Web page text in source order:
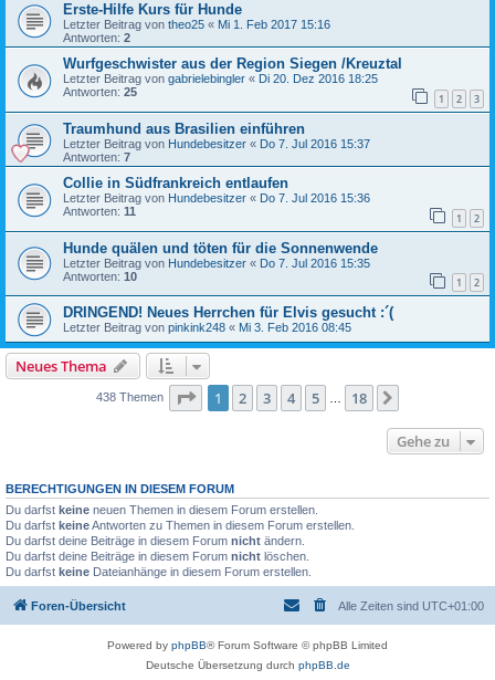
Erste-Hilfe Kurs für Hunde
Letzter Beitrag von theo25 « Mi 1. Feb 2017 15:16
Antworten: 2
Wurfgeschwister aus der Region Siegen /Kreuztal
Letzter Beitrag von gabrielebingler « Di 20. Dez 2016 18:25
Antworten: 25 1 2 3
Traumhund aus Brasilien einführen
Letzter Beitrag von Hundebesitzer « Do 7. Jul 2016 15:37
Antworten: 7
Collie in Südfrankreich entlaufen
Letzter Beitrag von Hundebesitzer « Do 7. Jul 2016 15:36
Antworten: 11 1 2
Hunde quälen und töten für die Sonnenwende
Letzter Beitrag von Hundebesitzer « Do 7. Jul 2016 15:35
Antworten: 10 1 2
DRINGEND! Neues Herrchen für Elvis gesucht :´(
Letzter Beitrag von pinkink248 « Mi 3. Feb 2016 08:45
Neues Thema
438 Themen Seite 1von 18
1 2 3 4 5 18
Gehe zu
BERECHTIGUNGEN IN DIESEM FORUM
Du darfst keine neuen Themen in diesem Forum erstellen.
Du darfst keineAntworten zu Themen in diesem Forum erstellen.
Du darfst deine Beiträge in diesem Forum nicht ändern.
Du darfst deine Beiträge in diesem Forum nicht löschen.
Du darfst keine Dateianhänge in diesem Forum erstellen.
Foren-Übersicht Alle Zeiten sind UTC+01:00
Powered by phpBB® Forum Software © phpBB Limited
Deutsche Übersetzung durch phpBB.de